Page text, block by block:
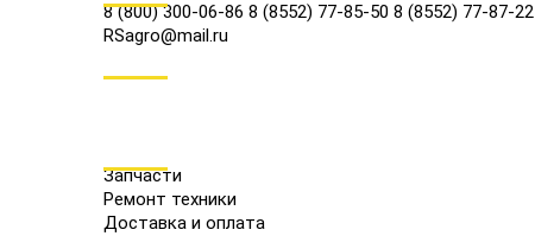
8 (800) 300-06-86 8 (8552) 77-85-50 8 (8552) 77-87-22
RSagro@mail.ru
Запчасти
Ремонт техники
Доставка и оплата